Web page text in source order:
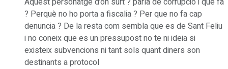
? Perquè no ho porta a fiscalia ? Per que no fa cap
denuncia ? De la resta com sembla que es de Sant Feliu
i no coneix que es un pressupost no te ni ideia si
existeix subvencions ni tant sols quant diners son
destinants a protocol